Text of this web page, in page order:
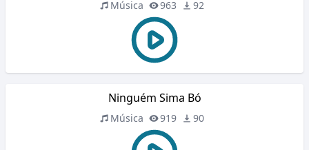
Música 963 92
Ninguém Sima Bó
Música 919 90